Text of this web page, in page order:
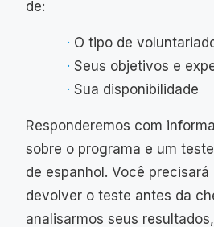
de:
O tipo de
Seus objetivos e
Sua disponibilidade
Responderemos com
sobre o programa e um
de espanhol. Você precisará
devolver o teste antes da
analisarmos seus